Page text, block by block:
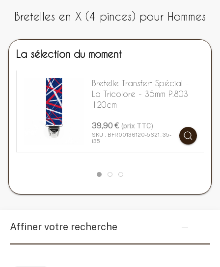
Bretelles en X (4 pinces) pour Hommes
La sélection du moment
Bretelle Transfert Spécial -
La Tricolore - 35mm P.803
120cm
39,90 € (prix TTC)
SKU : BFR00136120-5621_35-
i35
Affiner votre recherche